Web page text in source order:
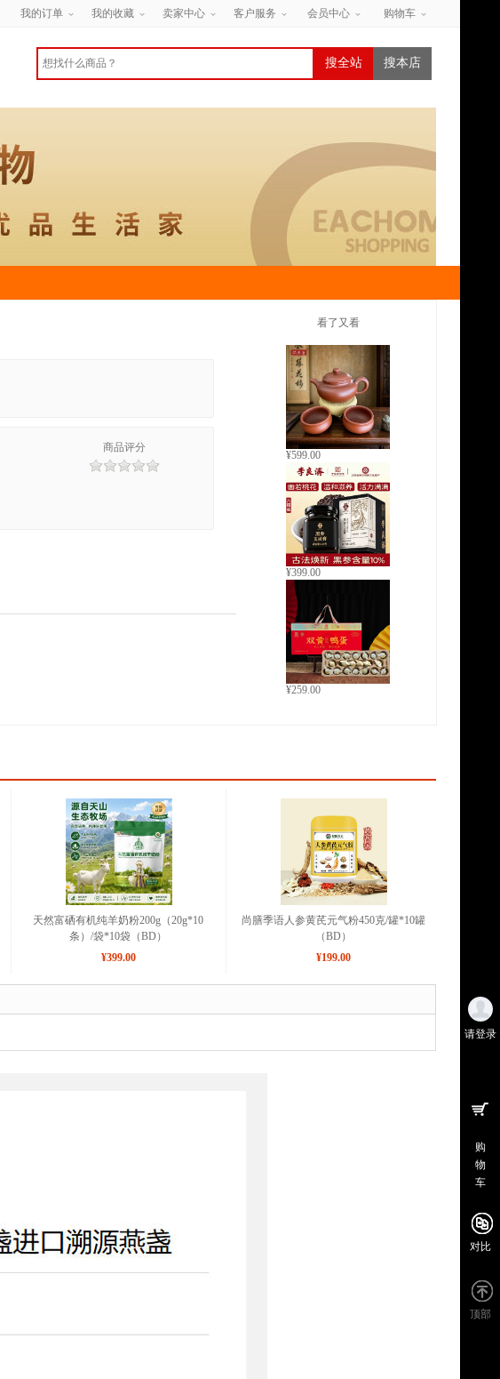
请登录
购
物
车
对比
顶部
会员中心 购物车
我的订单 我的收藏 卖家中心 客户服务
搜全站 搜本店
商品评分
看了又看
¥599.00
¥399.00
¥259.00
天然富硒有机纯羊奶粉200g（20g*10
条）/袋*10袋（BD）
¥399.00
尚膳季语人参黄芪元气粉450克/罐*10罐
（BD）
¥199.00